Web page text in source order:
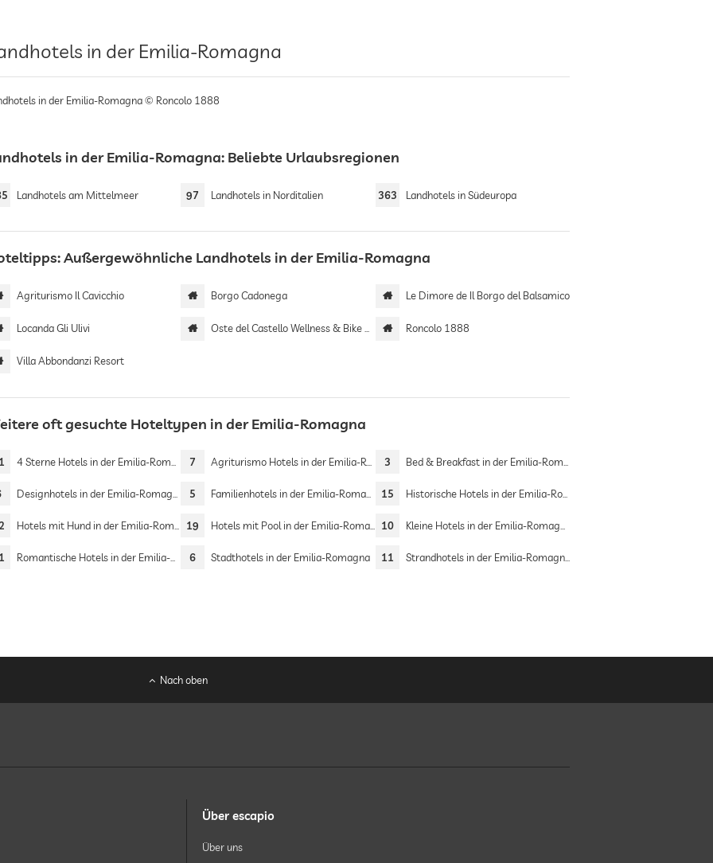
in der Emilia-Romagna
in der Emilia-Romagna © Roncolo 1888
in der Emilia-Romagna: Beliebte Urlaubsregionen
Landhotels am Mittelmeer 97 Landhotels in Norditalien 363 Landhotels in Südeuropa
Außergewöhnliche Landhotels in der Emilia-Romagna
Agriturismo Il Cavicchio Borgo Cadonega Le Dimore de Il Borgo del Balsamico
Locanda Gli Ulivi Oste del Castello Wellness & Bike Hotel Roncolo 1888
Villa Abbondanzi Resort
oft gesuchte Hoteltypen in der Emilia-Romagna
4 Sterne Hotels in der Emilia-Romagna 7 Agriturismo Hotels in der Emilia-Romagna 3 Bed & Breakfast in der Emilia-Romagna
Designhotels in der Emilia-Romagna 5 Familienhotels in der Emilia-Romagna 15 Historische Hotels in der Emilia-Romagna
Hotels mit Hund in der Emilia-Romagna 19 Hotels mit Pool in der Emilia-Romagna 10 Kleine Hotels in der Emilia-Romagna
Romantische Hotels in der Emilia-Romagna 6 Stadthotels in der Emilia-Romagna 11 Strandhotels in der Emilia-Romagna
Nach oben
Über escapio
Über uns